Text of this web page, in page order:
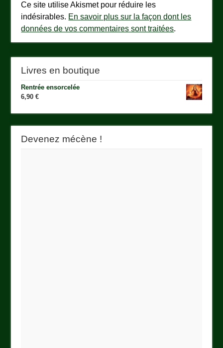
Ce site utilise Akismet pour réduire les
indésirables. En savoir plus sur la façon dont les
données de vos commentaires sont traitées.
Livres en boutique
Rentrée ensorcelée
6,90€
Devenez mécène !